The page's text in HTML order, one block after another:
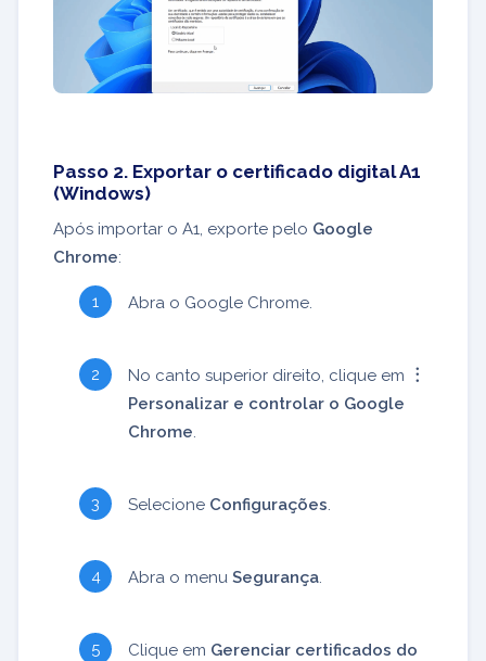
Passo 2. Exportar o certificado digital A1
(Windows)
Após importar o A1, exporte pelo Google
Chrome:
Abra o Google Chrome.
No canto superior direito, clique em
︙
Personalizar e controlar o Google
Chrome
Selecione Configurações
Abra o menu Segurança
Clique em Gerenciar certificados do